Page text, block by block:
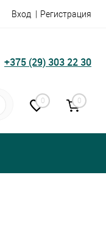
Вход Регистрация
+375 (29) 303 22 30
0 0